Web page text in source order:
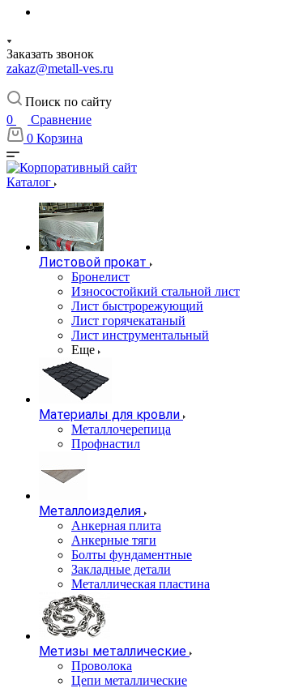
Заказать звонок
zakaz@metall-ves.ru
Поиск по сайту
0
Сравнение
0 Корзина
Каталог
Листовой прокат
Бронелист
Износостойкий стальной лист
Лист быстрорежующий
Лист горячекатаный
Лист инструментальный
Еще
Материалы для кровли
Металлочерепица
Профнастил
Металлоизделия
Анкерная плита
Анкерные тяги
Болты фундаментные
Закладные детали
Металлическая пластина
Метизы металлические
Проволока
Цепи металлические